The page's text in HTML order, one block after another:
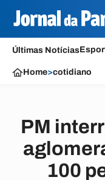
Últimas Notícias
Home>cotidiano
PM
100